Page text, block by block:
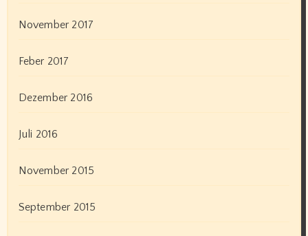
November 2017
Feber 2017
Dezember 2016
Juli 2016
November 2015
September 2015